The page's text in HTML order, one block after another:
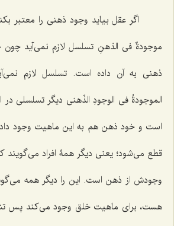
اگر عقل بیاید وجود ذهنی را معتبر
موجودةٌ فی الذهنِ تسلسل لازم نمی‌آید
ذهنی به آن داده است. تسلسل لازم
الموجودةُ فی الوجودِ الذّهنی دیگر تسلسلی در
است و خود ذهن هم به این ماهیت وجود
قطع می‌شود؛ یعنی دیگر همۀ افراد می‌گویند
وجودش از ذهن است. این را دیگر همه
هست، برای ماهیت خلق وجود می‌کند پس